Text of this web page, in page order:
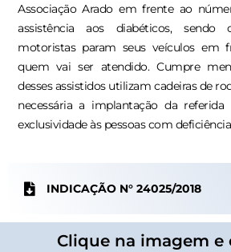
Associação Arado em frente ao
assistência aos diabéticos,
motoristas param seus veículos em
quem vai ser atendido. Cumpre
desses assistidos utilizam cadeiras de
necessária a implantação da referida
exclusividade às pessoas com
INDICAÇÃO N° 24025/2018
Clique na imagem e